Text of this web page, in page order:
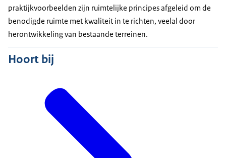
praktijkvoorbeelden zijn ruimtelijke principes afgeleid om de
benodigde ruimte met kwaliteit in te richten, veelal door
herontwikkeling van bestaande terreinen.
Hoort bij